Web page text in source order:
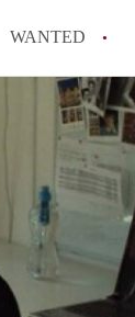
WANTED